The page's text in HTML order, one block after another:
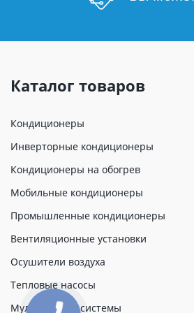
Каталог товаров
Кондиционеры
Инверторные кондиционеры
Кондиционеры на обогрев
Мобильные кондиционеры
Промышленные кондиционеры
Вентиляционные установки
Осушители воздуха
Тепловые насосы
Мульти сплит системы